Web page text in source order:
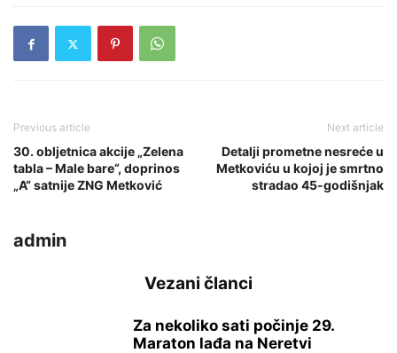
Previous article
30. obljetnica akcije „Zelena
tabla – Male bare“, doprinos
„A“ satnije ZNG Metković
Next article
Detalji prometne nesreće u
Metkoviću u kojoj je smrtno
stradao 45-godišnjak
admin
Vezani članci
Za nekoliko sati počinje 29.
Maraton lađa na Neretvi